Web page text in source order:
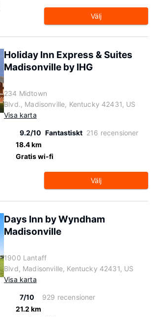
Välj
Holiday Inn Express & Suites
Madisonville by IHG
234 Midtown
Blvd., Madisonville, Kentucky 42431, US
Visa karta
9.2/10 Fantastiskt 216 recensioner
18.4 km
Gratis wi-fi
Välj
Days Inn by Wyndham
Madisonville
1900 Lantaff
Blvd, Madisonville, Kentucky 42431, US
Visa karta
7/10
929 recensioner
21.2 km